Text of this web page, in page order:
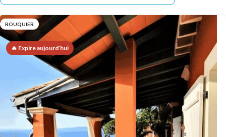
🔥 Expire aujourd’hui
ROUQUIER